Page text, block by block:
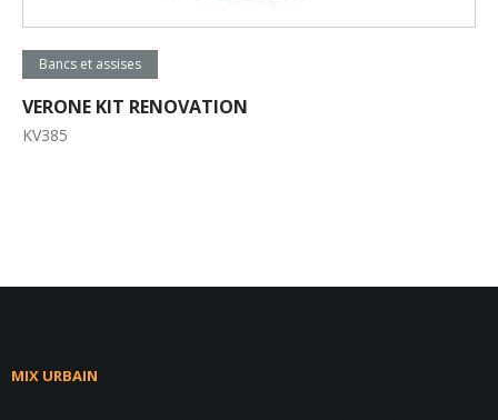
Lire la suite
Bancs et assises
VERONE KIT RENOVATION
KV385
MIX URBAIN